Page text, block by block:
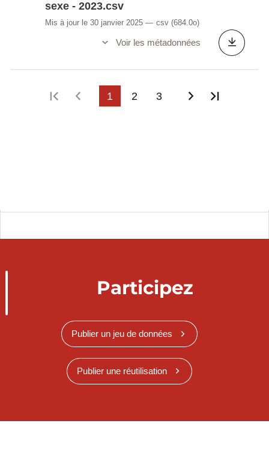
sexe - 2023.csv
Mis à jour le 30 janvier 2025 csv (684.0o)
Voir les métadonnées
Première page
Page précédente
1 2 3 Page
Participez
Publier un jeu de données
Publier une réutilisation